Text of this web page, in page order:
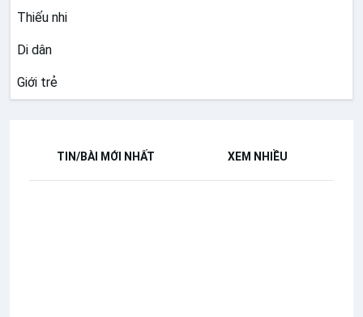
Thiếu nhi
Di dân
Giới trẻ
TIN/BÀI MỚI NHẤT XEM NHIỀU